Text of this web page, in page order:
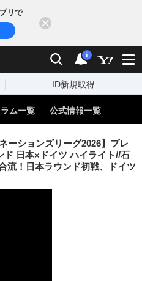
リで
検索 通知
i
ID新規取得
ラム一覧 公式情報一覧
ーションズリーグ2026】プレ
ド 日本×ドイツ ハイライト//石
流！日本ラウンド初戦、ドイツ